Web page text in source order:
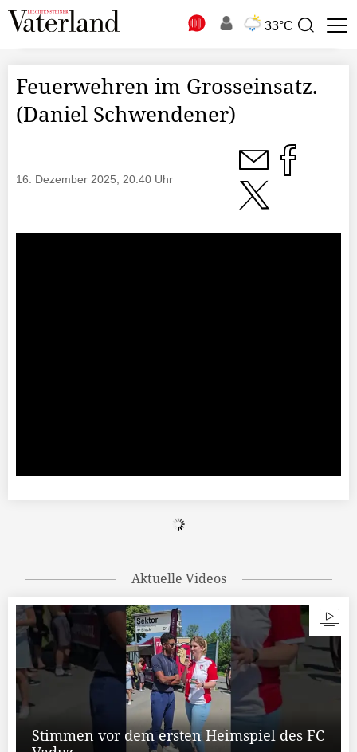
33°C
Suchbegriff
Feuerwehren im Grosseinsatz.
(Daniel Schwendener)
16. Dezember 2025, 20:40 Uhr
Aktuelle Videos
Stimmen vor dem ersten Heimspiel des FC